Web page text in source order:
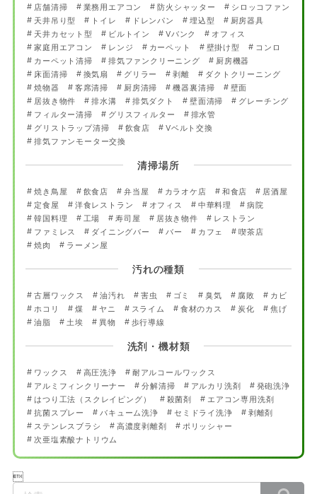
店舗清掃
業務用エアコン 防火シャッター
シロッコファン
天井吊り型
トイレ ドレンパン 埋込型
厨房器具
天井カセット型
ビルトイン Vバンク
オフィス
家庭用エアコン
レンジ カーペット 壁掛け型
コンロ
カーペット清掃
排気ファンクリーニング
厨房機器
床面清掃
換気扇 グリラー 剥離
ダクトクリーニング
焼物器
客席清掃 厨房清掃 機器裏清掃
壁面
居抜き物件
排水溝 排気ダクト 壁面清掃
グレーチング
フィルター清掃
グリスフィルター
排水管
グリストラップ清掃
飲食店
Vベルト交換
排気ファンモーター交換
清掃場所
焼き鳥屋 飲食店 弁当屋 カラオケ店 和食店
居酒屋
定食屋
洋食レストラン オフィス 中華料理
病院
韓国料理
工場 寿司屋 居抜き物件
レストラン
ファミレス
ダイニングバー バー カフェ
喫茶店
焼肉
ラーメン屋
汚れの種類
古層ワックス 油汚れ 害虫 ゴミ 臭気 腐敗
カビ
ホコリ
煤 ヤニ スライム 食材のカス 炭化
焦げ
油脂
土埃 異物 歩行導線
洗剤・機材類
ワックス 高圧洗浄
耐アルコールワックス
アルミフィンクリーナー
分解清掃 アルカリ洗剤
発砲洗浄
はつり工法（スクレイピング）
殺菌剤
エアコン専用洗剤
抗菌スプレー
バキューム洗浄 セミドライ洗浄
剥離剤
ステンレスブラシ
高濃度剥離剤
ポリッシャー
次亜塩素酸ナトリウム

検